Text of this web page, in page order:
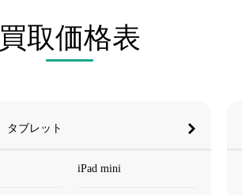
買取価格表
タブレット
iPad mini